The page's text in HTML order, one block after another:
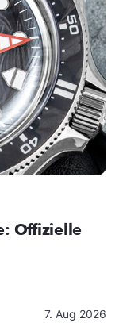
Offizielle
7. Aug 2026